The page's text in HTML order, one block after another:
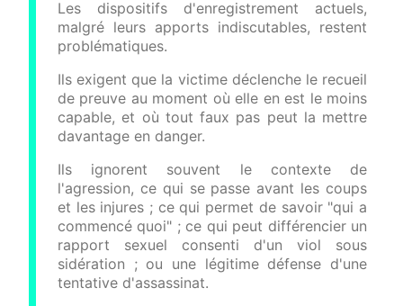
Les dispositifs d'enregistrement actuels,
malgré leurs apports indiscutables, restent
problématiques.
Ils exigent que la victime déclenche le recueil
de preuve au moment où elle en est le moins
capable, et où tout faux pas peut la mettre
davantage en danger.
Ils ignorent souvent le contexte de
l'agression, ce qui se passe avant les coups
et les injures ; ce qui permet de savoir "qui a
commencé quoi" ; ce qui peut différencier un
rapport sexuel consenti d'un viol sous
sidération ; ou une légitime défense d'une
tentative d'assassinat.